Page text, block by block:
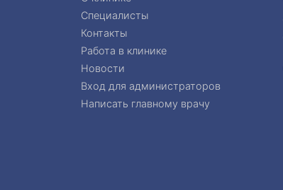
Специалисты
Контакты
Работа в клинике
Новости
Вход для администраторов
Написать главному врачу